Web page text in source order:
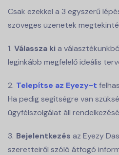
Csak ezekkel a 3 egyszerű
szöveges üzenetek
Válassza ki a
leginkább megfelelő ideális
Telepítse az Eyezy-t
Ha pedig segítségre van
ügyfélszolgálat áll
Bejelentkezés az Eyezy
szeretteiről szóló átfogó